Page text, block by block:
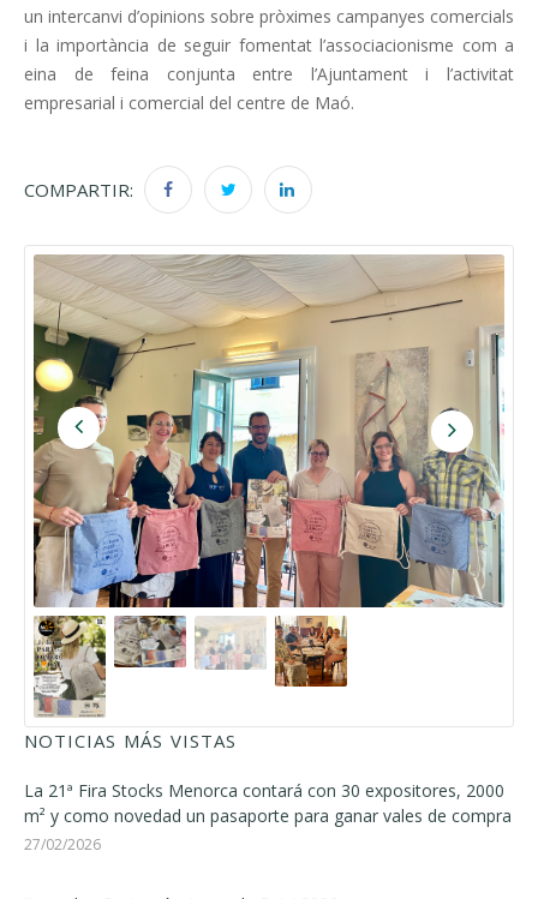
un intercanvi d’opinions sobre pròximes campanyes comercials
i la importància de seguir fomentat l’associacionisme com a
eina de feina conjunta entre l’Ajuntament i l’activitat
empresarial i comercial del centre de Maó.
COMPARTIR:
NOTICIAS MÁS VISTAS
La 21ª Fira Stocks Menorca contará con 30 expositores, 2000
m² y como novedad un pasaporte para ganar vales de compra
27/02/2026